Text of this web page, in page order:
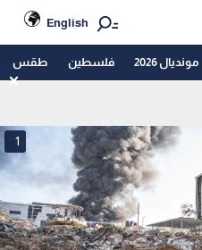
English
مونديال 2026 فلسطين طقس
1